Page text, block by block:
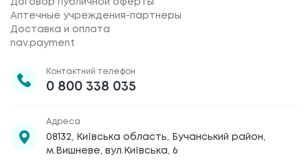
Договор публичной оферты
Аптечные учреждения-партнеры
Доставка и оплата
nav.payment
Контактний телефон
0 800 338 035
Адреса
08132, Київська область, Бучанський район,
м.Вишневе, вул.Київська, 6